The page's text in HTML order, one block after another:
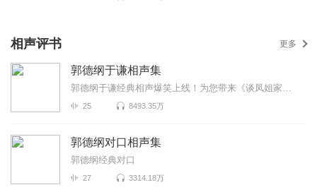
相声评书 更多
郭德纲于谦相声集
郭德纲于谦经典相声爆笑上线！为您带来《谈凤姐家事》《大上寿》《药引子》等高能相声！各种爆笑包袱等...
25 8493.35万
郭德纲对口相声集
郭德纲经典对口
27 3314.18万